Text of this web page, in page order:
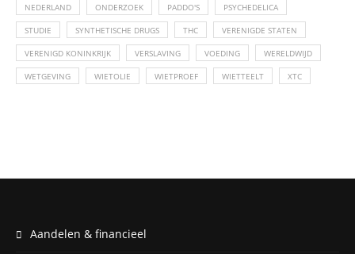
NEDERLAND ONDERZOEK PADDO'S PSYCHEDELICA
STUDIE SYNTHETISCHE DRUGS THC VERENIGDE STATEN
VERENIGD KONINKRIJK VERSLAVING VOEDING WERELDWIJD
WETGEVING WIETOLIE WIETPROEF WIETTEELT XTC
Aandelen & financieel